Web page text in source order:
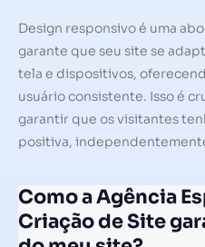
Design responsivo é uma
garante que seu site se
tela e dispositivos,
usuário consistente. Isso é
garantir que os visitantes
positiva,
Como a Agência
Criação de Site